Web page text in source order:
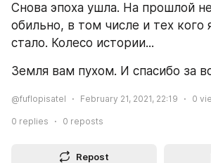
Снова эпоха ушла. На прошлой
обильно, в том числе и тех кого
стало. Колесо истории...
Земля вам пухом. И спасибо за
@fuflopisatel February 21, 2021, 22:19 0
0 replies 0 reposts
Repost